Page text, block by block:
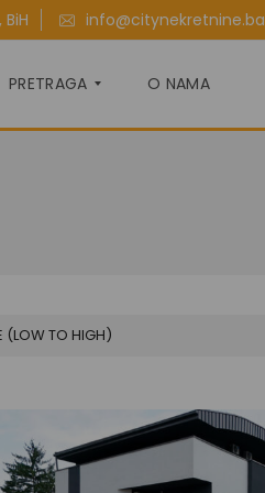
info@citynekretnine.ba
PRETRAGA
L
J
O NAMA
(LOW TO HIGH)